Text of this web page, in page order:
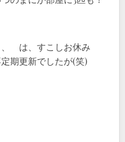
、 は、すこしお休み
期更新でしたが(笑)